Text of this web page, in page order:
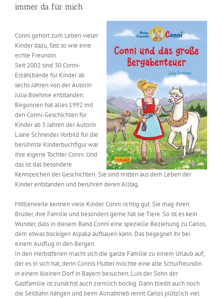
immer da für mich
Conni gehört zum Leben vieler
Kinder dazu, fast so wie eine
echte Freundin.
Seit 2002 sind 30 Conni-
Erzählbände für Kinder ab
sechs Jahren von der Autorin
Julia Boehme entstanden.
Begonnen hat alles 1992 mit
den Conni-Geschichten für
Kinder ab 3 Jahren der Autorin
Liane Schneider. Vorbild für die
berühmte Kinderbuchfigur war
ihre eigene Tochter Conni. Und
das ist das besondere
Kennzeichen der Geschichten: Sie sind mitten aus dem Leben der
Kinder entstanden und berühren deren Alltag.
Mittlerweile kennen viele Kinder Conni richtig gut. Sie mag ihren
Bruder, ihre Familie und besonders gerne hat sie Tiere. So ist es kein
Wunder, dass in diesem Band Conni eine spezielle Beziehung zu Carlos,
dem etwas bockigen Alpaka aufbauen kann. Das begegnet ihr bei
einem Ausflug in den Bergen.
In den Herbstferien macht sich die ganze Familie zu einem Urlaub auf,
der es in sich hat, denn Connis Mutter möchte eine alte Schulfreundin
in einem kleinen Dorf in Bayern besuchen. Luis der Sohn der
Gastfamilie ist zunächst auch ziemlich bockig. Dann bleibt auch noch
die Seilbahn hängen und beim Almabtrieb rennt Carlos plötzlich viel